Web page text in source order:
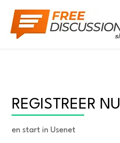
REGISTREER NU
en start in Usenet